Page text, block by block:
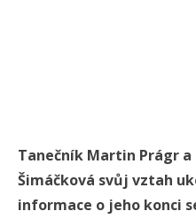
Tanečník Martin Prágr
Šimáčková svůj vztah
informace o jeho konci